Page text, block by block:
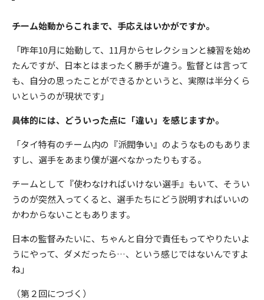
――チーム始動からこれまで、手応えはいかがですか。
「昨年10月に始動して、11月からセレクションと練習を始め
たんですが、日本とはまったく勝手が違う。監督とは言って
も、自分の思ったことができるかというと、実際は半分くら
いというのが現状です」
――具体的には、どういった点に「違い」を感じますか。
「タイ特有のチーム内の『派閥争い』のようなものもありま
すし、選手をあまり僕が選べなかったりもする。
チームとして『使わなければいけない選手』もいて、そうい
うのが突然入ってくると、選手たちにどう説明すればいいの
かわからないこともあります。
日本の監督みたいに、ちゃんと自分で責任もってやりたいよ
うにやって、ダメだったら…、という感じではないんですよ
ね」
（第２回につづく）